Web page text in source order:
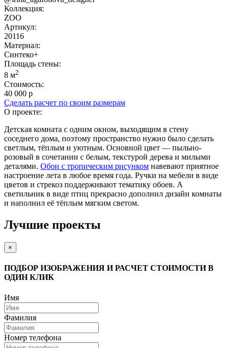
Коллекция:
ZOO
Артикул:
20116
Материал:
Синтеко+
Площадь cтены:
8 м2
Стоимость:
40 000 р
Сделать расчет по своим размерам
О проекте:
Детская комната с одним окном, выходящим в стену
соседнего дома, поэтому пространство нужно было сделать
светлым, тёплым и уютным. Основной цвет — пыльно-
розовый в сочетании с белым, текстурой дерева и милыми
деталями. Обои с тропическим рисунком навевают приятное
настроение лета в любое время года. Ручки на мебели в виде
цветов и стрекоз поддерживают тематику обоев. А
светильник в виде птиц прекрасно дополнил дизайн комнаты
и наполнил её тёплым мягким светом.
Лучшие проекты
×
ПОДБОР ИЗОБРАЖЕНИЯ И РАСЧЕТ СТОИМОСТИ В
ОДИН КЛИК
Имя
Фамилия
Номер телефона